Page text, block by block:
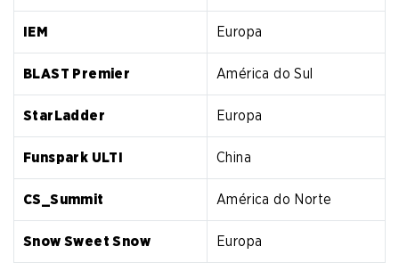
IEM Europa
BLAST Premier América do Sul
StarLadder Europa
Funspark ULTI China
CS_Summit América do Norte
Snow Sweet Snow Europa